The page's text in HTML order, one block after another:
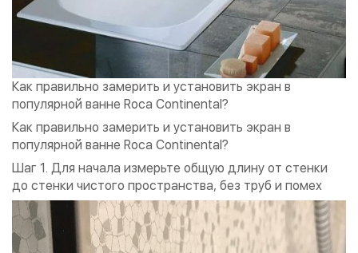
Как правильно замерить и установить экран в
популярной ванне Roca Continental?
Как правильно замерить и установить экран в
популярной ванне Roca Continental?
Шаг 1. Для начала измерьте общую длину от стенки
до стенки чистого пространства, без труб и помех